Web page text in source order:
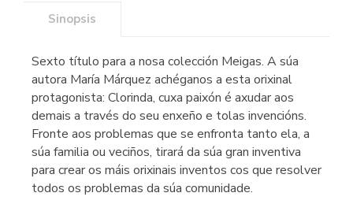
Sinopsis
Sexto título para a nosa colección Meigas. A súa
autora María Márquez achéganos a esta orixinal
protagonista: Clorinda, cuxa paixón é axudar aos
demais a través do seu enxeño e tolas invencións.
Fronte aos problemas que se enfronta tanto ela, a
súa familia ou veciños, tirará da súa gran inventiva
para crear os máis orixinais inventos cos que resolver
todos os problemas da súa comunidade.